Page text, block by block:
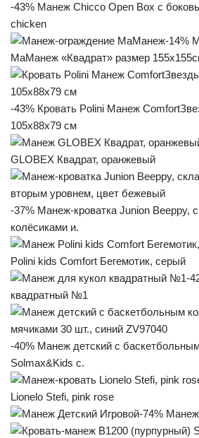
-43% Манеж Chicco Open Box с
chicken
-14%
МаМанеж «Квадрат» размер
-43% Кровать Polini Манеж
105х88х79 см
GLOBEX Квадрат, оранжевый
-37% Манеж-кроватка Junion Beeppy,
колёсиками и.
Polini kids Comfort Бегемотик, серый
-
квадратный №1
-40% Манеж детский с
Solmax&Kids с.
Lionelo Stefi, pink rose
-74% Манеж